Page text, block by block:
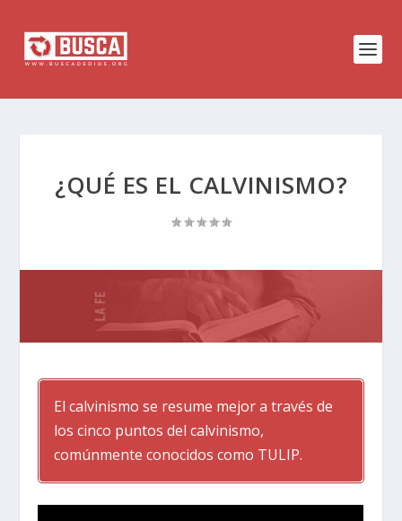
¿QUÉ ES EL CALVINISMO?
El calvinismo se resume mejor a través de
los cinco puntos del calvinismo,
comúnmente conocidos como TULIP.